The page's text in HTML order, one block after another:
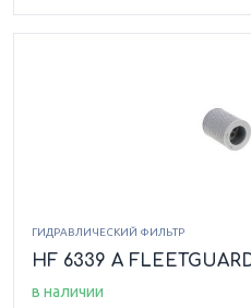
ГИДРАВЛИЧЕСКИЙ ФИЛЬТР
HF 6339 A
в наличии